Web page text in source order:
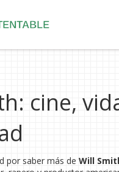
cine,
por saber más de Will